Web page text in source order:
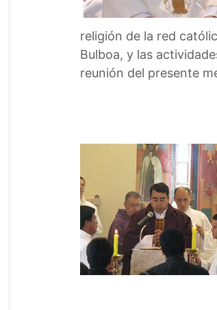
religión de la red
Bulboa, y las
reunión del presente